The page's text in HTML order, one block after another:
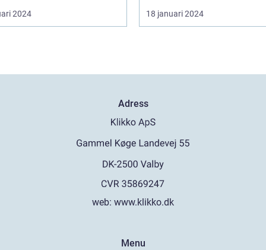
2024 18 januari 2024
Adress
web: www.klikko.dk
Menu